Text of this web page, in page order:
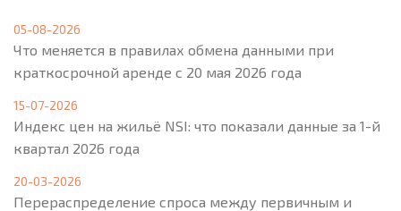
05-08-2026
Что меняется в правилах обмена данными при
краткосрочной аренде с 20 мая 2026 года
15-07-2026
Индекс цен на жильё NSI: что показали данные за 1-й
квартал 2026 года
20-03-2026
Перераспределение спроса между первичным и